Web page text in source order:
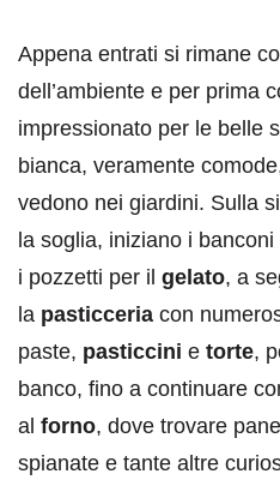
Appena entrati si rimane
dell’ambiente e per prima
impressionato per le belle
bianca, veramente
vedono nei giardini. Sulla
la soglia, iniziano i
i pozzetti per il gelato, a
la pasticceria con
paste, pasticcini e torte,
banco, fino a continuare
al forno, dove trovare
spianate e tante altre